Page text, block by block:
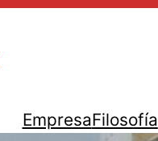
EmpresaFilosofía